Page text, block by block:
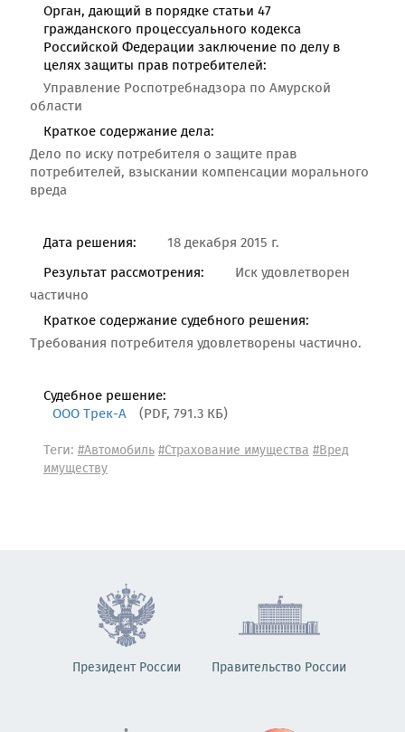
Орган, дающий в порядке статьи 47
гражданского процессуального кодекса
Российской Федерации заключение по делу в
целях защиты прав потребителей:
Управление Роспотребнадзора по Амурской
области
Краткое содержание дела:
Дело по иску потребителя о защите прав
потребителей, взыскании компенсации морального
вреда
Дата решения:
18 декабря 2015 г.
Результат рассмотрения:
Иск удовлетворен
частично
Краткое содержание судебного решения:
Требования потребителя удовлетворены частично.
Судебное решение:
ООО Трек-А (PDF, 791.3 КБ)
Теги: #Автомобиль#Страхование имущества#Вред
имуществу
Президент России Правительство России